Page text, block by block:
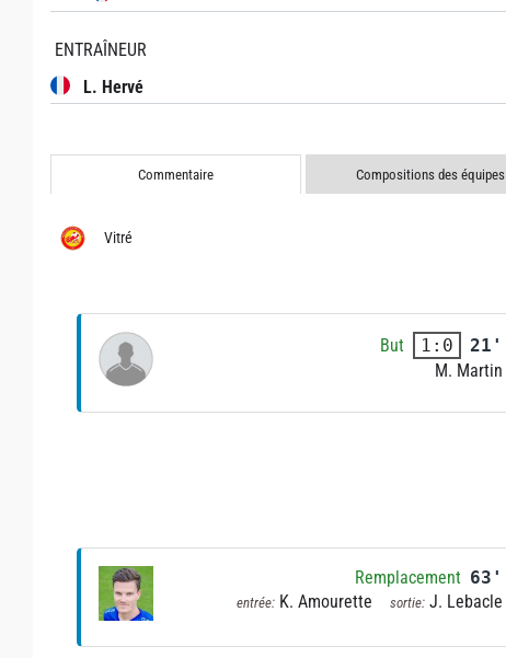
ENTRAÎNEUR
L. Hervé
Commentaire Compositions des équipes
Vitré
But 1:0
21'
M. Martin
Remplacement 63'
entrée: K. Amourette sortie: J. Lebacle